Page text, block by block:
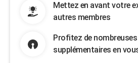
Mettez en avant votre
autres membres
Profitez de
supplémentaires en